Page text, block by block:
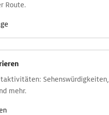
Route.
Sehens­würdig­keiten,
mehr.